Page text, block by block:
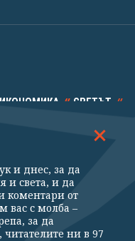
ИКОНОМИКА СВЕТЪТ
КАЛЕЙДОСКОП
и днес, за да
и света, и да
коментари от
вас с молба –
за да
ни в 97